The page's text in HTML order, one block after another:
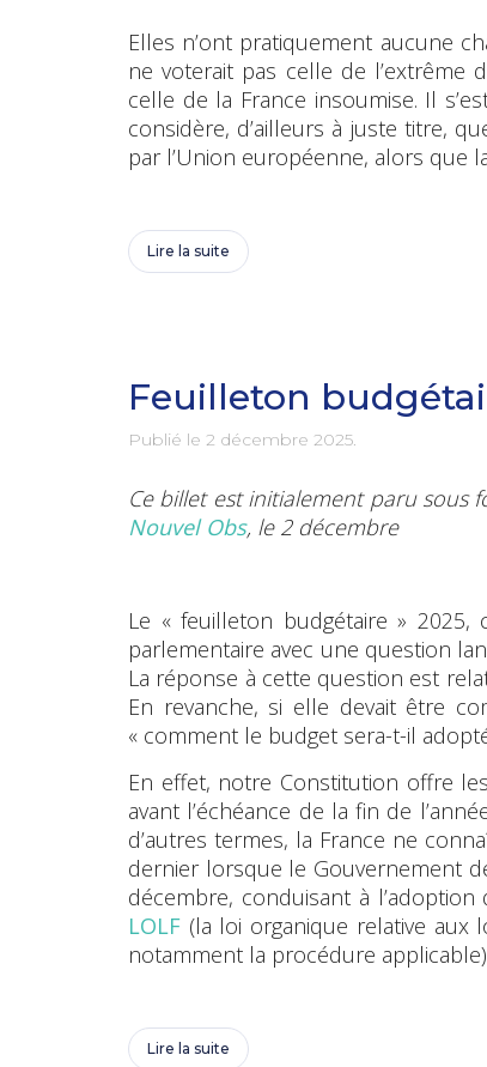
Elles n’ont pratiquement aucune
ne voterait pas celle de l’extrême
celle de la France insoumise. Il
considère, d’ailleurs à juste titre,
par l’Union européenne, alors que
Lire la suite
Feuilleton
Publié le 2 décembre 2025.
Ce billet est initialement paru sous
Nouvel Obs, le 2 décembre
Le « feuilleton budgétaire »
parlementaire avec une question
La réponse à cette question est
En revanche, si elle devait être
« comment le budget sera-t-il
En effet, notre Constitution offre
avant l’échéance de la fin de
d’autres termes, la France ne
dernier lorsque le Gouvernement
décembre, conduisant à
LOLF (la loi organique relative aux
notamment la procédure
Lire la suite